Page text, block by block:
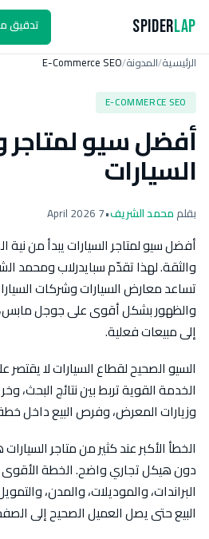
SpiderLap
تدقيق
الرئيسية/المدونة/
E-Commerce SEO
E-COMMERCE SEO
أفضل سيو
السيارات
بقلممحمد الشريف•
7 April 2026
أفضل سيو لمتاجر السيارات يبدأ من نية
والثقة. لهذا تقدّم سبايدرلاب
تساعد معارض السيارات وشركات
والظهور بشكل أقوى على جوجل
إلى مبيعات فعلية.
السيو الصحيح لقطاع السيارات لا
الخدمة القوية تربط بين نتائج البحث،
وزيارات المعرض، وفرص البيع داخل
الخطأ الأكبر عند كثير من متاجر
دون هيكل تجاري واضح. الخطة الأقوى
البراندات، والموديلات، والمدن،
البيع حتى يصل العميل الصحيح إلى